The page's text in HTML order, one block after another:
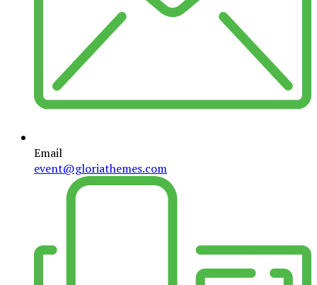
Email
event@gloriathemes.com